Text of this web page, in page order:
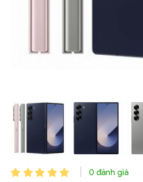
0 đánh giá